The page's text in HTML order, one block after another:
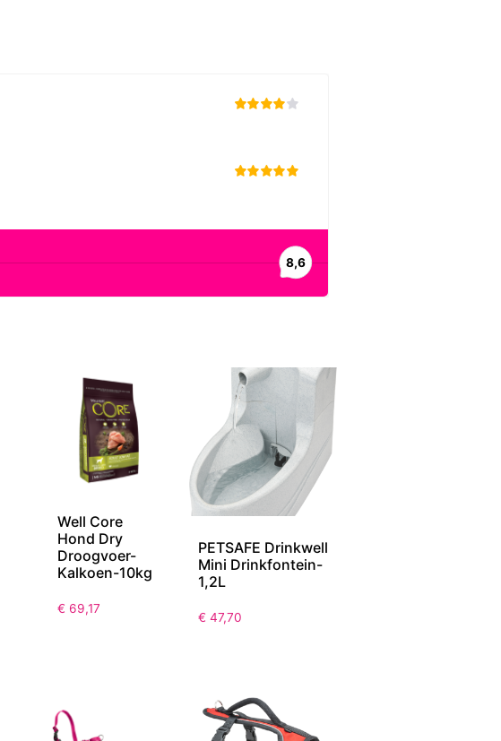
Well Core
Hond Dry
Droogvoer-
Kalkoen-10kg
€ 69,17
PETSAFE Drinkwell
Mini Drinkfontein-
1,2L
€ 47,70